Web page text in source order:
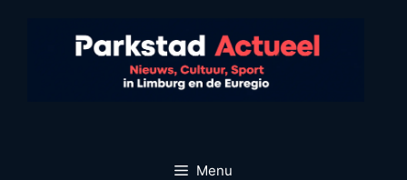
Menu